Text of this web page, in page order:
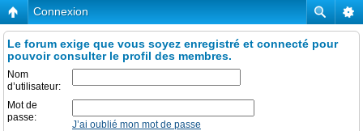
Connexion
Le forum exige que vous soyez enregistré et connecté pour
pouvoir consulter le profil des membres.
Nom
d’utilisateur:
Mot de
passe:
J’ai oublié mon mot de passe